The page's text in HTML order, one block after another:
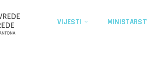
VIJESTI